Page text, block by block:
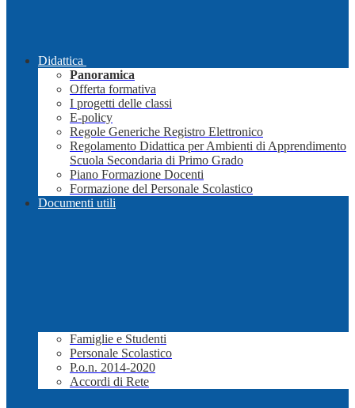
Didattica
Panoramica
Offerta formativa
I progetti delle classi
E-policy
Regole Generiche Registro Elettronico
Regolamento Didattica per Ambienti di Apprendimento
Scuola Secondaria di Primo Grado
Piano Formazione Docenti
Formazione del Personale Scolastico
Documenti utili
Famiglie e Studenti
Personale Scolastico
P.o.n. 2014-2020
Accordi di Rete